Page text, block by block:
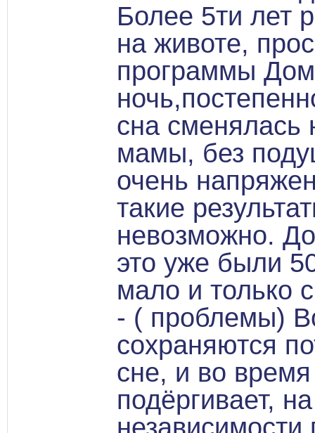
Более 5ти лет
на животе,
программы
сна сменялась
мамы, без
очень
такие
невозможно.
это уже были
мало и только
- ( проблемы)
сохраняются
сне, и во
подёргивает,